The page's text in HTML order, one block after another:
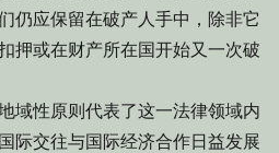
仍应保留在破产人手中，除非它
押或在财产所在国开始又一次破
域性原则代表了这一法律领域内
际交往与国际经济合作日益发展